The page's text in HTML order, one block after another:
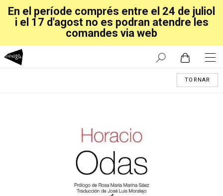
En el període comprés entre el 24 de juliol
i el 17 d'agost no es podran atendre les
comandes via web
TORNAR